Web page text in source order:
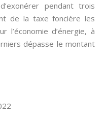
pendant trois
de la taxe foncière les
l’économie d’énergie, à
dépasse le montant